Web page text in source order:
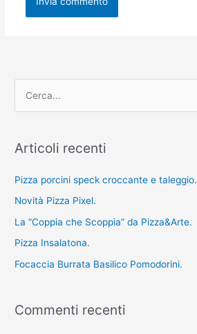
c
Articoli recenti
Pizza porcini speck croccante e taleggio.
Novità Pizza Pixel.
La “Coppia che Scoppia” da Pizza&Arte.
Pizza Insalatona.
Focaccia Burrata Basilico Pomodorini.
Commenti recenti